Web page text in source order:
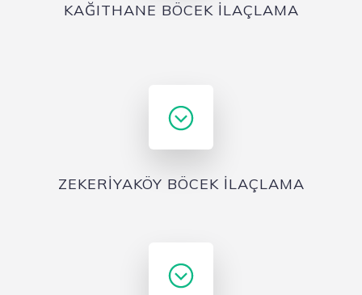
KAĞITHANE BÖCEK İLAÇLAMA
ZEKERİYAKÖY BÖCEK İLAÇLAMA